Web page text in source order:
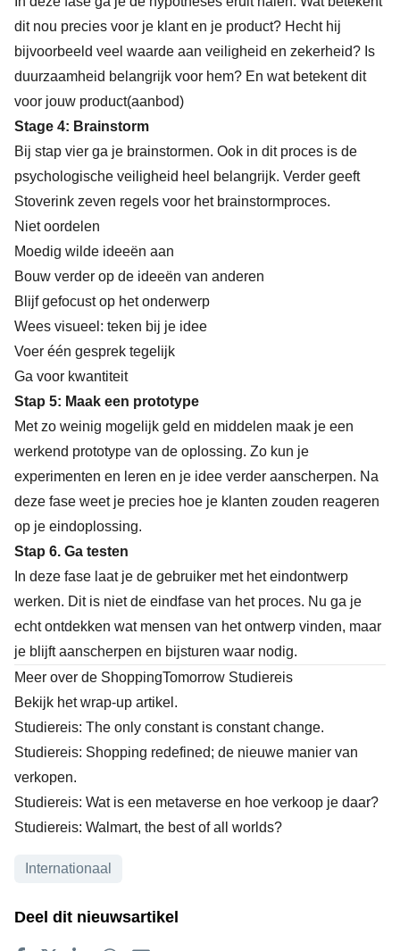
dit nou precies voor je klant en je product? Hecht hij
bijvoorbeeld veel waarde aan veiligheid en zekerheid? Is
duurzaamheid belangrijk voor hem? En wat betekent dit
voor jouw product(aanbod)
Stage 4: Brainstorm
Bij stap vier ga je brainstormen. Ook in dit proces is de
psychologische veiligheid heel belangrijk. Verder geeft
Stoverink zeven regels voor het brainstormproces.
Niet oordelen
Moedig wilde ideeën aan
Bouw verder op de ideeën van anderen
Blijf gefocust op het onderwerp
Wees visueel: teken bij je idee
Voer één gesprek tegelijk
Ga voor kwantiteit
Stap 5: Maak een prototype
Met zo weinig mogelijk geld en middelen maak je een
werkend prototype van de oplossing. Zo kun je
experimenten en leren en je idee verder aanscherpen. Na
deze fase weet je precies hoe je klanten zouden reageren
op je eindoplossing.
Stap 6. Ga testen
In deze fase laat je de gebruiker met het eindontwerp
werken. Dit is niet de eindfase van het proces. Nu ga je
echt ontdekken wat mensen van het ontwerp vinden, maar
je blijft aanscherpen en bijsturen waar nodig.
Meer over de ShoppingTomorrow Studiereis
Bekijk het wrap-up artikel .
Studiereis: The only constant is constant change.
Studiereis: Shopping redefined; de nieuwe manier van
verkopen.
Studiereis: Wat is een metaverse en hoe verkoop je daar?
Studiereis: Walmart, the best of all worlds?
Onderwerpen
Internationaal
Deel dit nieuwsartikel